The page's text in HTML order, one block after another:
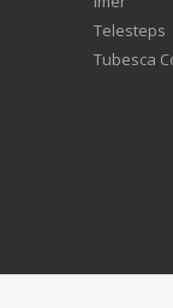
Telesteps
Tubesca